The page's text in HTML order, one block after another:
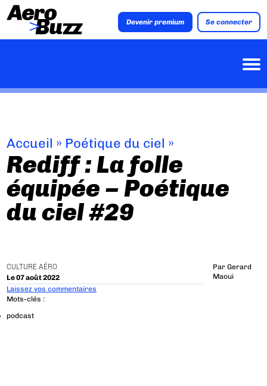
Devenir premium Se connecter
Accueil » Poétique du ciel »
Rediff : La folle
équipée – Poétique
du ciel #29
CULTURE AÉRO
Le 07 août 2022
Par Gerard
Maoui
Laissez vos commentaires
Mots-clés :
podcast